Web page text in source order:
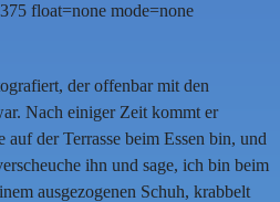
float=none mode=none
der offenbar mit den
Nach einiger Zeit kommt er
der Terrasse beim Essen bin, und
ihn und sage, ich bin beim
ausgezogenen Schuh, krabbelt